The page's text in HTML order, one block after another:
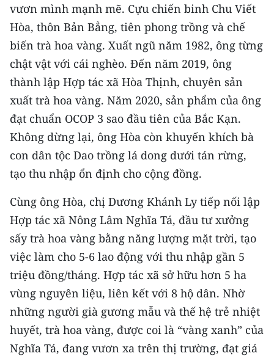
vươn mình mạnh mẽ. Cựu chiến binh Chu Viết
Hòa, thôn Bản Bẳng, tiên phong trồng và chế
biến trà hoa vàng. Xuất ngũ năm 1982, ông từng
chật vật với cái nghèo. Đến năm 2019, ông
thành lập Hợp tác xã Hòa Thịnh, chuyên sản
xuất trà hoa vàng. Năm 2020, sản phẩm của ông
đạt chuẩn OCOP 3 sao đầu tiên của Bắc Kạn.
Không dừng lại, ông Hòa còn khuyến khích bà
con dân tộc Dao trồng lá dong dưới tán rừng,
tạo thu nhập ổn định cho cộng đồng.
Cùng ông Hòa, chị Dương Khánh Ly tiếp nối lập
Hợp tác xã Nông Lâm Nghĩa Tá, đầu tư xưởng
sấy trà hoa vàng bằng năng lượng mặt trời, tạo
việc làm cho 5-6 lao động với thu nhập gần 5
triệu đồng/tháng. Hợp tác xã sở hữu hơn 5 ha
vùng nguyên liệu, liên kết với 8 hộ dân. Nhờ
những người già gương mẫu và thế hệ trẻ nhiệt
huyết, trà hoa vàng, được coi là “vàng xanh” của
Nghĩa Tá, đang vươn xa trên thị trường, đạt giá